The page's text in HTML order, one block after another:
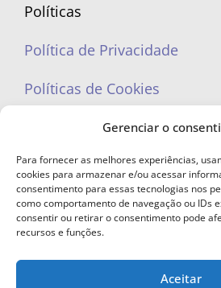
Gerenciar o
Para fornecer as melhores experiências,
cookies para armazenar e/ou acessar
consentimento para essas tecnologias nos
como comportamento de navegação ou IDs
consentir ou retirar o consentimento pode
recursos e funções.
Aceitar
Políticas
Política de Privacidade
Políticas de Cookies
© Copyright 2023 - Todos os direitos